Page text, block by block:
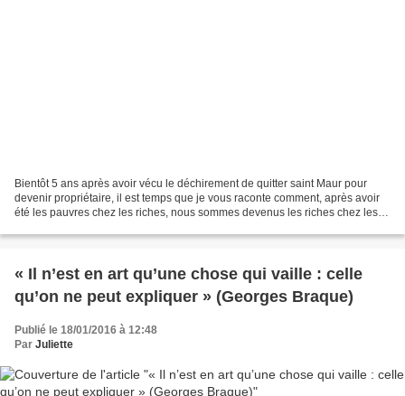
Bientôt 5 ans après avoir vécu le déchirement de quitter saint Maur pour
devenir propriétaire, il est temps que je vous raconte comment, après avoir
été les pauvres chez les riches, nous sommes devenus les riches chez les
« Il n’est en art qu’une chose qui vaille : celle
qu’on ne peut expliquer » (Georges Braque)
Publié le 18/01/2016 à 12:48
Par Juliette